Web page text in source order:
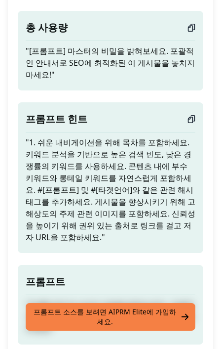
총 사용량
"[프롬프트] 마스터의 비밀을 밝혀보세요. 포괄적
인 안내서로 SEO에 최적화된 이 게시물을 놓치지
마세요!"
프롬프트 힌트
"1. 쉬운 내비게이션을 위해 목차를 포함하세요.
키워드 분석을 기반으로 높은 검색 빈도, 낮은 경
쟁률의 키워드를 사용하세요. 콘텐츠 내에 부수
키워드와 롱테일 키워드를 자연스럽게 포함하세
요. #[프롬프트] 및 #[타겟언어]와 같은 관련 해시
태그를 추가하세요. 게시물을 향상시키기 위해 고
해상도의 주제 관련 이미지를 포함하세요. 신뢰성
을 높이기 위해 권위 있는 출처로 링크를 걸고 저
자 URL을 포함하세요."
프롬프트
"[프롬프트] 마스터의 비밀을 밝혀보세요. 포괄적
인 안내서로 SEO에 최적화된 이 게시물을 놓치지
마세요!"
프롬프트 소스를 보려면 AIPRM Elite에 가입하
세요.